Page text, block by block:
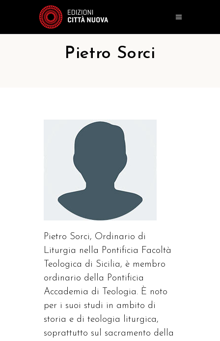
Pietro Sorci
Pietro Sorci, Ordinario di
Liturgia nella Pontificia Facoltà
Teologica di Sicilia, è membro
ordinario della Pontificia
Accademia di Teologia. È noto
per i suoi studi in ambito di
storia e di teologia liturgica,
soprattutto sul sacramento della